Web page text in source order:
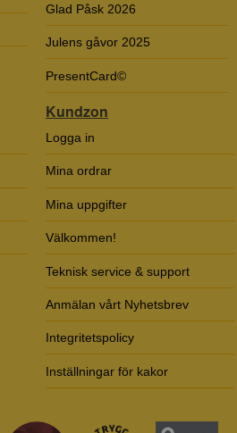
Glad Påsk 2026
Julens gåvor 2025
PresentCard©
Kundzon
Logga in
Mina ordrar
Mina uppgifter
Välkommen!
Teknisk service & support
Anmälan vårt Nyhetsbrev
Integritetspolicy
Inställningar för kakor